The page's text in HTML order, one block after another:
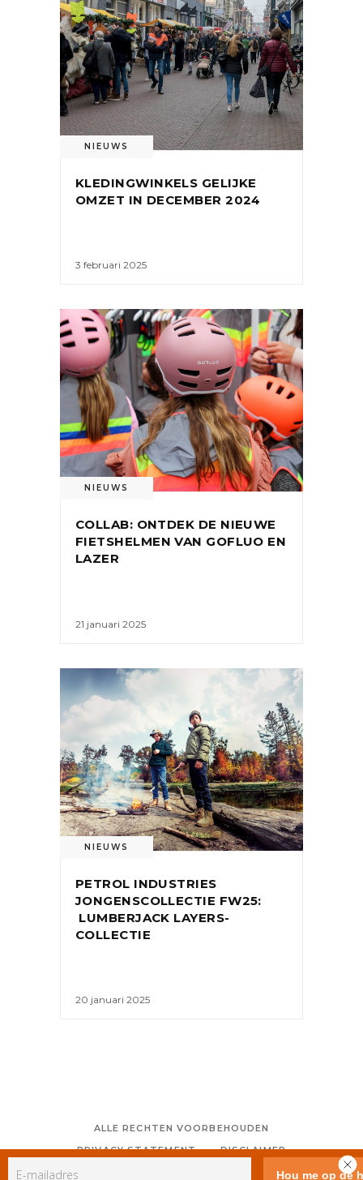
NIEUWS
KLEDINGWINKELS GELIJKE
OMZET IN DECEMBER 2024
3 februari 2025
NIEUWS
COLLAB: ONTDEK DE NIEUWE
FIETSHELMEN VAN GOFLUO EN
LAZER
21 januari 2025
NIEUWS
PETROL INDUSTRIES
JONGENSCOLLECTIE FW25:
LUMBERJACK LAYERS-
COLLECTIE
20 januari 2025
ALLE RECHTEN VOORBEHOUDEN
PRIVACY STATEMENT
DISCLAIMER